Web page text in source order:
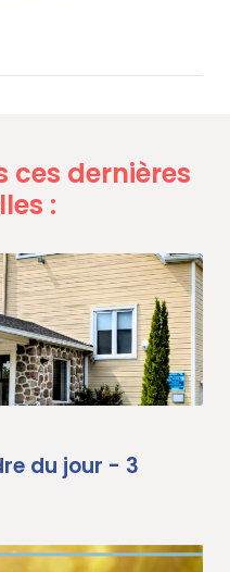
ces dernières
:
du jour - 3